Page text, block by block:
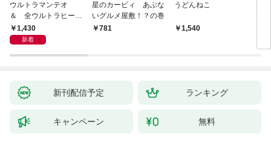
ウルトラマンテオ
＆ 全ウルトラヒーロ
ー大集合 あそべるず
かん
1,430
新着
星のカービィ あぶな
いグルメ屋敷！？の巻
781
うどんねこ
1,540
放
新刊配信予定 ランキング
キャンペーン 無料